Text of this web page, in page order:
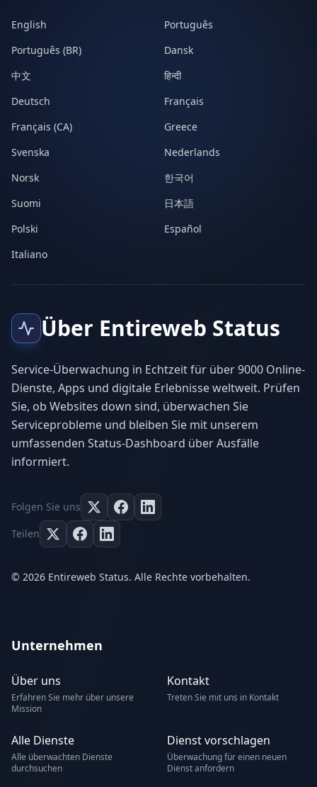
English
Português
Português (BR)
Dansk
中文
हिन्दी
Deutsch
Français
Français (CA)
Greece
Svenska
Nederlands
Norsk
한국어
Suomi
日本語
Polski
Español
Italiano
Über Entireweb Status
Service-Überwachung in Echtzeit für über 9000 Online-
Dienste, Apps und digitale Erlebnisse weltweit. Prüfen
Sie, ob Websites down sind, überwachen Sie
Serviceprobleme und bleiben Sie mit unserem
umfassenden Status-Dashboard über Ausfälle
informiert.
Folgen Sie uns
Teilen
© 2026 Entireweb Status. Alle Rechte vorbehalten.
Unternehmen
Über uns
Erfahren Sie mehr über unsere
Mission
Kontakt
Treten Sie mit uns in Kontakt
Alle Dienste
Alle überwachten Dienste
durchsuchen
Dienst vorschlagen
Überwachung für einen neuen
Dienst anfordern